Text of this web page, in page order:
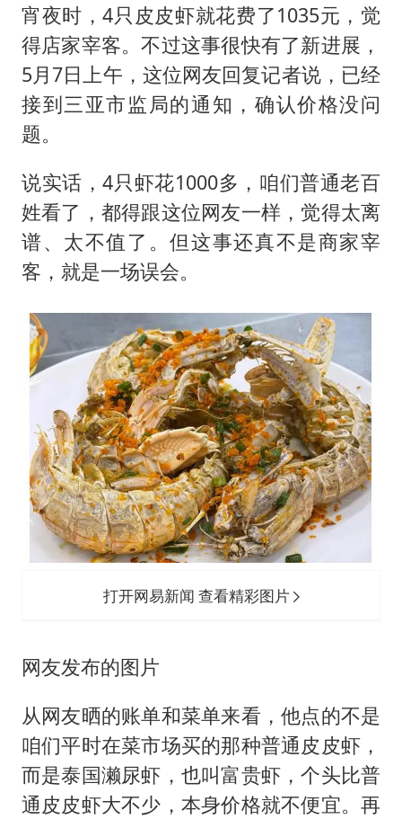
宵夜时，4只皮皮虾就花费了1035元，觉
得店家宰客。不过这事很快有了新进展，
5月7日上午，这位网友回复记者说，已经
接到三亚市监局的通知，确认价格没问
题。
说实话，4只虾花1000多，咱们普通老百
姓看了，都得跟这位网友一样，觉得太离
谱、太不值了。但这事还真不是商家宰
客，就是一场误会。
打开网易新闻 查看精彩图片
网友发布的图片
从网友晒的账单和菜单来看，他点的不是
咱们平时在菜市场买的那种普通皮皮虾，
而是泰国濑尿虾，也叫富贵虾，个头比普
通皮皮虾大不少，本身价格就不便宜。再